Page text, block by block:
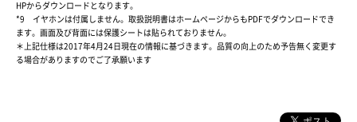
HPからダウンロードとなります。
*9 イヤホンは付属しません。取扱説明書はホームページからもPDFでダウンロードでき
ます。画面及び背面には保護シートは貼られておりません。
＊上記仕様は2017年4月24日現在の情報に基づきます。品質の向上のため予告無く変更す
る場合がありますのでご了承願います